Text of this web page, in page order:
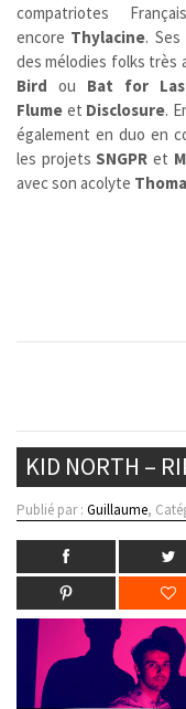
compatriotes
encore Thylacine.
des mélodies folks très
Bird ou Bat for
Flume et Disclosure.
également en duo en
les projetsSNGPR et
avec son acolyte
KID NORTH –
Publié par : Guillaume,